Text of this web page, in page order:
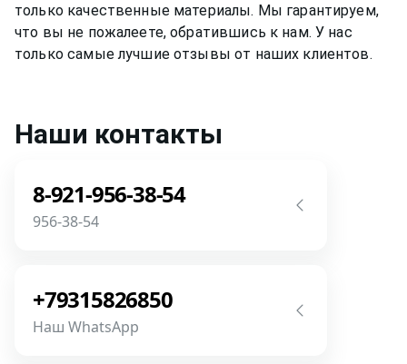
только качественные материалы. Мы гарантируем,
что вы не пожалеете, обратившись к нам. У нас
только самые лучшие отзывы от наших клиентов.
Наши контакты
8-921-956-38-54
956-38-54
роботов и автоответчиков!
+79315826850
Наш WhatsApp